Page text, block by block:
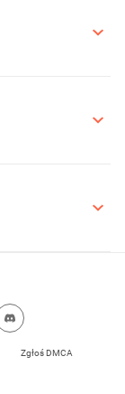
Zgłoś DMCA